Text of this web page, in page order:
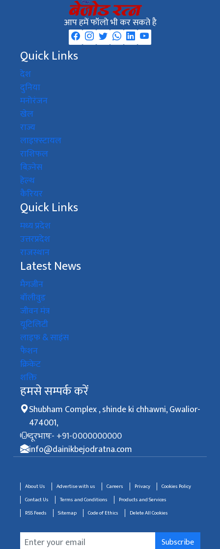
आप हमें फॉलो भी कर सकते है
Quick Links
देश
दुनिया
मनोरंजन
खेल
राज्य
लाइफ़्स्टायल
राशिफल
बिज़्नेस
हेल्थ
कैरियर
Quick Links
मध्य प्रदेश
उत्तरप्रदेश
राजस्थान
Latest News
मैगजीन
बॉलीवुड
जीवन मंत्र
यूटिलिटी
लाइफ & साइंस
फैशन
क्रिकेट
शक्ति
हमसे सम्पर्क करें
Shubham Complex , shinde ki chhawni, Gwalior-
474001,
दूरभाषः- +91-0000000000
info@dainikbejodratna.com
About Us Advertise with us Careers Privacy
Cookies Policy
Contact Us
Terms and Conditions
Products and Services
RSS Feeds
Sitemap Code of Ethics Delete All Cookies
Subscribe